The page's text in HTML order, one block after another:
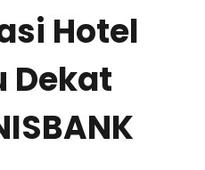
Hotel
Dekat